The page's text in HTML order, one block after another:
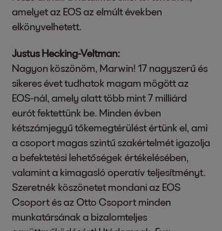
amelyet az EOS az elmúlt években
elkönyvelhetett.
Justus Hecking-Veltman:
Nagyon köszönöm, Marwin! 17 nagyszerű és
sikeres évet tudhatok magam mögött az
EOS-nál, amely alatt több mint 7 milliárd
eurót fektettünk be. Minden évben
kétszámjegyű tőkemegtérülést értünk el, ami
a csoport magas szintű szakértelmét igazolja
a befektetési lehetőségek értékelésében,
valamint a kimagasló operatív teljesítményt.
Szeretnék köszönetet mondani az EOS
Csoport és az Otto Csoport minden
munkatársának a bizalomteljes